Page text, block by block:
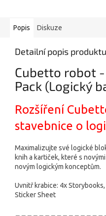
Popis Diskuze
Detailní popis produktu
Cubetto robot
Pack (Logický
Rozšíření
stavebnice o
Maximalizujte své logické
knih a kartiček, které s
novým logickým konceptům.
Uvnitř krabice: 4x
Sticker Sheet